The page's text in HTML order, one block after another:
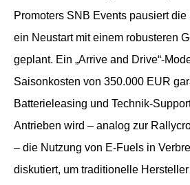
Promoters SNB Events pausiert
ein Neustart mit einem robusteren
geplant. Ein „Arrive and Drive“-
Saisonkosten von 350.000 EUR
Batterieleasing und Technik-
Antrieben wird – analog zur
– die Nutzung von E-Fuels in
diskutiert, um traditionelle